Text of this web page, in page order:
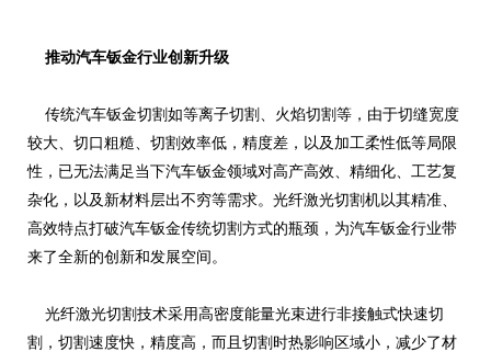
推动汽车钣金行业创新升级
传统汽车钣金切割如等离子切割、火焰切割等，由于切缝宽度
较大、切口粗糙、切割效率低，精度差，以及加工柔性低等局限
性，已无法满足当下汽车钣金领域对高产高效、精细化、工艺复
杂化，以及新材料层出不穷等需求。光纤激光切割机以其精准、
高效特点打破汽车钣金传统切割方式的瓶颈，为汽车钣金行业带
来了全新的创新和发展空间。
光纤激光切割技术采用高密度能量光束进行非接触式快速切
割，切割速度快，精度高，而且切割时热影响区域小，减少了材